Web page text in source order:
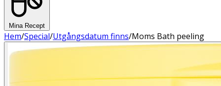
Mina Recept
Hem/Special/Utgångsdatum finns/Moms Bath peeling